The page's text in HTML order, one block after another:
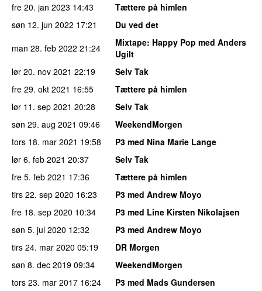
fre 20. jan 2023 14:43
Tættere på himlen
søn 12. jun 2022 17:21
Du ved det
man 28. feb 2022 21:24 Mixtape: Happy Pop med Anders
Ugilt
lør 20. nov 2021 22:19
Selv Tak
fre 29. okt 2021 16:55
Tættere på himlen
lør 11. sep 2021 20:28
Selv Tak
søn 29. aug 2021 09:46
WeekendMorgen
tors 18. mar 2021 19:58
P3 med Nina Marie Lange
lør 6. feb 2021 20:37
Selv Tak
fre 5. feb 2021 17:36
Tættere på himlen
tirs 22. sep 2020 16:23
P3 med Andrew Moyo
fre 18. sep 2020 10:34
P3 med Line Kirsten Nikolajsen
søn 5. jul 2020 12:32
P3 med Andrew Moyo
tirs 24. mar 2020 05:19
DR Morgen
søn 8. dec 2019 09:34
WeekendMorgen
tors 23. mar 2017 16:24 P3 med Mads Gundersen